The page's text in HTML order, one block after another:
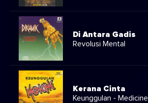
Di Antara Gadis
Revolusi Mental
Kerana Cinta
Keunggulan - Medicine